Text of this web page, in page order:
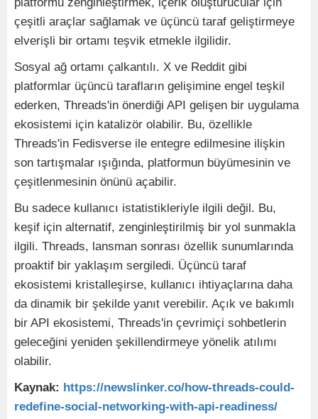
çeşitli araçlar sağlamak ve üçüncü taraf geliştirmeye
elverişli bir ortamı teşvik etmekle ilgilidir.
Sosyal ağ ortamı çalkantılı. X ve Reddit gibi
platformlar üçüncü tarafların gelişimine engel teşkil
ederken, Threads'in önerdiği API gelişen bir uygulama
ekosistemi için katalizör olabilir. Bu, özellikle
Threads'in Fedisverse ile entegre edilmesine ilişkin
son tartışmalar ışığında, platformun büyümesinin ve
çeşitlenmesinin önünü açabilir.
Bu sadece kullanıcı istatistikleriyle ilgili değil. Bu,
keşif için alternatif, zenginleştirilmiş bir yol sunmakla
ilgili. Threads, lansman sonrası özellik sunumlarında
proaktif bir yaklaşım sergiledi. Üçüncü taraf
ekosistemi kristalleşirse, kullanıcı ihtiyaçlarına daha
da dinamik bir şekilde yanıt verebilir. Açık ve bakımlı
bir API ekosistemi, Threads'in çevrimiçi sohbetlerin
geleceğini yeniden şekillendirmeye yönelik atılımı
olabilir.
Kaynak: https://newslinker.co/how-threads-could-
redefine-social-networking-with-api-readiness/